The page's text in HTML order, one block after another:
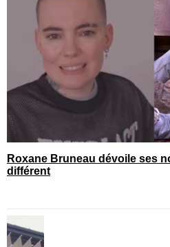
Roxane Bruneau dévoile ses
différent